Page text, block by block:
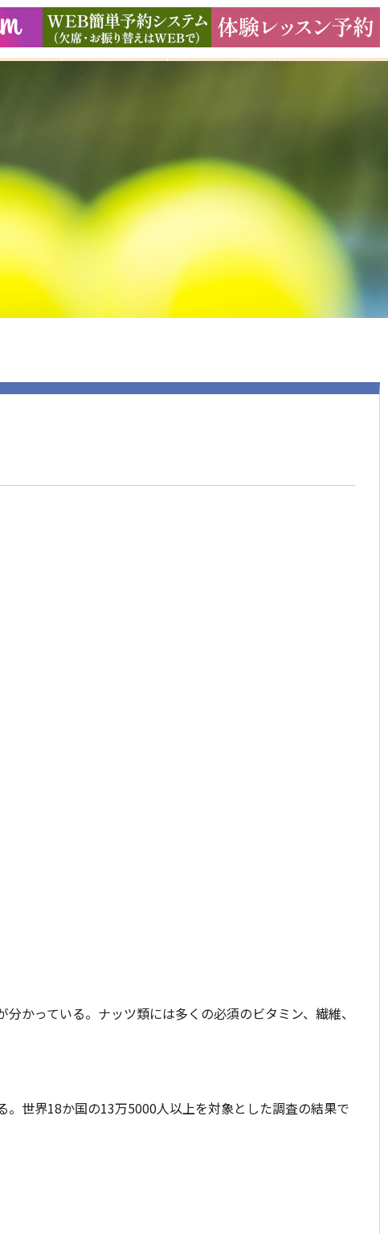
イド ギャラリー アクセス よくある質問
かっている。ナッツ類には多くの必須のビタミン、繊維、
世界18か国の13万5000人以上を対象とした調査の結果で